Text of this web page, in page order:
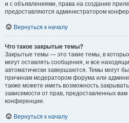
и с объявлениями, права на создание
предоставляются администратором
Вернуться к началу
Что такое закрытые темы?
Закрытые темы — это такие темы, в
могут оставлять сообщения, и все
автоматически завершаются. Темы могут
причинам модератором форума или
также можете иметь возможность
зависимости от прав, предоставленных
конференции.
Вернуться к началу